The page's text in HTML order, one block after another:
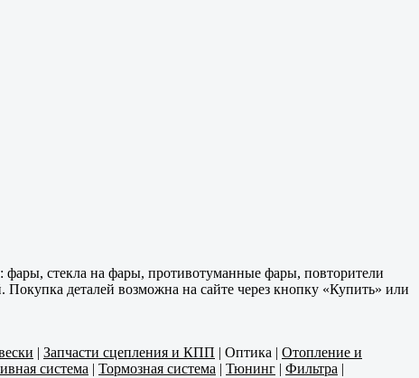
стекла на фары, противотуманные фары, повторители
деталей возможна на сайте через кнопку «Купить» или
| Запчасти сцепления и КПП | Оптика | Отопление и
система | Тормозная система | Тюнинг | Фильтра |